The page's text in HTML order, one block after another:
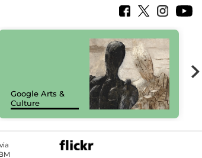
Google Arts &
Culture